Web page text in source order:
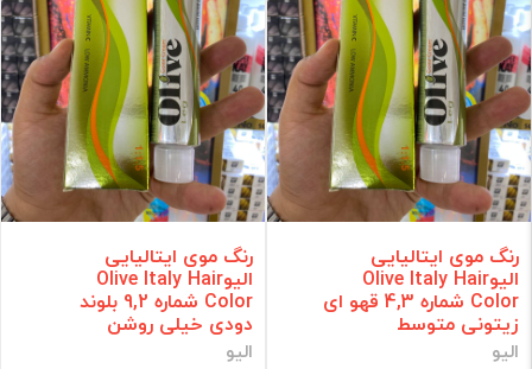
رنگ موی ایتالیایی
الیوOlive Italy Hair
Color شماره 4,3 قهو ای
زیتونی متوسط
الیو
رنگ موی ایتالیایی
الیوOlive Italy Hair
Color شماره 9,2 بلوند
دودی خیلی روشن
الیو